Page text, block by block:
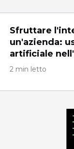
Sfruttare
un'azienda:
artificiale
2 min letto